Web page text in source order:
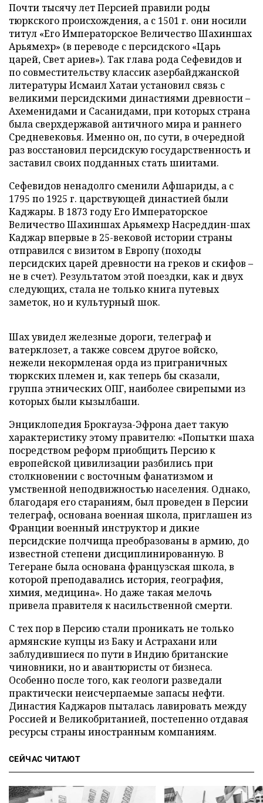
Почти тысячу лет Персией правили роды
тюркского происхождения, а с 1501 г. они носили
титул «Его Императорское Величество Шахиншах
Арьямехр» (в переводе с персидского «Царь
царей, Свет ариев»). Так глава рода Сефевидов и
по совместительству классик азербайджанской
литературы Исмаил Хатаи установил связь с
великими персидскими династиями древности –
Ахеменидами и Сасанидами, при которых страна
была сверхдержавой античного мира и раннего
Средневековья. Именно он, по сути, в очередной
раз восстановил персидскую государственность и
заставил своих подданных стать шиитами.
Сефевидов ненадолго сменили Афшариды, а с
1795 по 1925 г. царствующей династией были
Каджары. В 1873 году Его Императорское
Величество Шахиншах Арьямехр Насреддин-шах
Каджар впервые в 25-вековой истории страны
отправился с визитом в Европу (походы
персидских царей древности на греков и скифов –
не в счет). Результатом этой поездки, как и двух
следующих, стала не только книга путевых
заметок, но и культурный шок.
Шах увидел железные дороги, телеграф и
ватерклозет, а также совсем другое войско,
нежели некормленая орда из приграничных
тюркских племен и, как теперь бы сказали,
группа этнических ОПГ, наиболее свирепыми из
которых были кызылбаши.
Энциклопедия Брокгауза-Эфрона дает такую
характеристику этому правителю: «Попытки шаха
посредством реформ приобщить Персию к
европейской цивилизации разбились при
столкновении с восточным фанатизмом и
умственной неподвижностью населения. Однако,
благодаря его стараниям, был проведен в Персии
телеграф, основана военная школа, приглашен из
Франции военный инструктор и дикие
персидские полчища преобразованы в армию, до
известной степени дисциплинированную. В
Тегеране была основана французская школа, в
которой преподавались история, география,
химия, медицина». Но даже такая мелочь
привела правителя к насильственной смерти.
С тех пор в Персию стали проникать не только
армянские купцы из Баку и Астрахани или
заблудившиеся по пути в Индию британские
чиновники, но и авантюристы от бизнеса.
Особенно после того, как геологи разведали
практически неисчерпаемые запасы нефти.
Династия Каджаров пыталась лавировать между
Россией и Великобританией, постепенно отдавая
ресурсы страны иностранным компаниям.
СЕЙЧАС ЧИТАЮТ